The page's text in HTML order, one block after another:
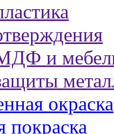
и
окраска
покраска